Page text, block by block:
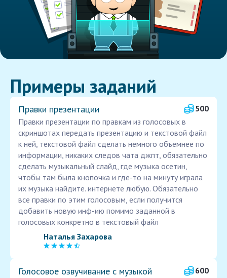
Примеры заданий
Правки презентации
500
Правки презентации по правкам из голосовых в
скриншотах передать презентацию и текстовой файл
к ней, текстовой файл сделать немного объемнее по
информации, никаких следов чата джпт, обязательно
сделать музыкальный слайд, где музыка осетин,
чтобы там была кнопочка и где-то на минуту играла
их музыка найдите. интернете любую. Обязательно
все правки по этим голосовым, если получится
добавить новую инф-ию помимо заданной в
голосовых конкретно в текстовый файл
Наталья Захарова
Голосовое озвучивание с музыкой
600